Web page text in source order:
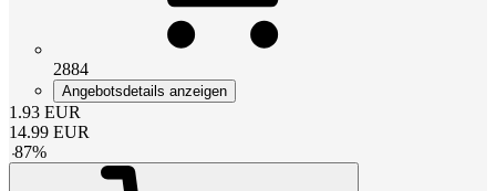
2884
Angebotsdetails anzeigen
1.93 EUR
14.99 EUR
-87%